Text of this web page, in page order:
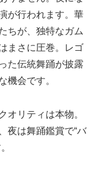
が行われます。華
ちが、独特なガム
まさに圧巻。レゴ
た伝統舞踊が披露
機会です。
オリティは本物。
夜は舞踊鑑賞で“バ